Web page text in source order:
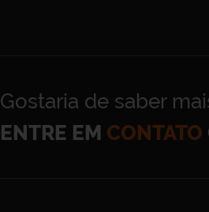
Gostaria de saber
ENTRE EM CONTATO